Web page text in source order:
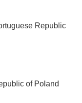
Republic
of Poland